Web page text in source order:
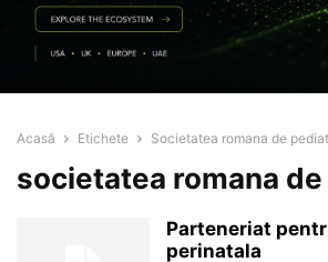
Acasă Etichete Societatea romana de
societatea romana
Parteneriat
perinatala